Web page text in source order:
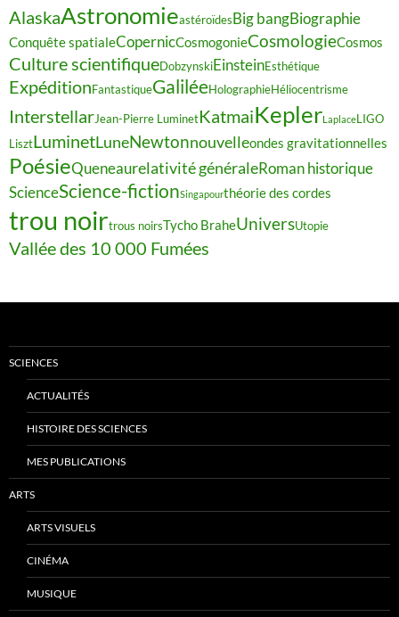
AlaskaAstronomieastéroïdesBig bangBiographie
Conquête spatialeCopernicCosmogonieCosmologieCosmos
Culture scientifiqueDobzynskiEinsteinEsthétique
ExpéditionFantastiqueGaliléeHolographieHéliocentrisme
InterstellarJean-Pierre LuminetKatmaiKeplerLaplaceLIGO
LisztLuminetLuneNewtonnouvelleondes gravitationnelles
PoésieQueneaurelativité généraleRoman historique
ScienceScience-fictionSingapourthéorie des cordes
trou noirtrous noirsTycho BraheUniversUtopie
Vallée des 10 000 Fumées
SCIENCES
ACTUALITÉS
HISTOIRE DES SCIENCES
MES PUBLICATIONS
ARTS
ARTS VISUELS
CINÉMA
MUSIQUE